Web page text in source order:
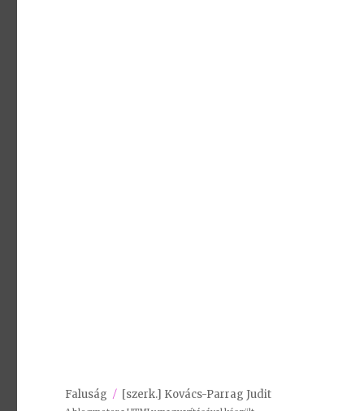
Faluság [szerk.] Kovács-Parrag Judit